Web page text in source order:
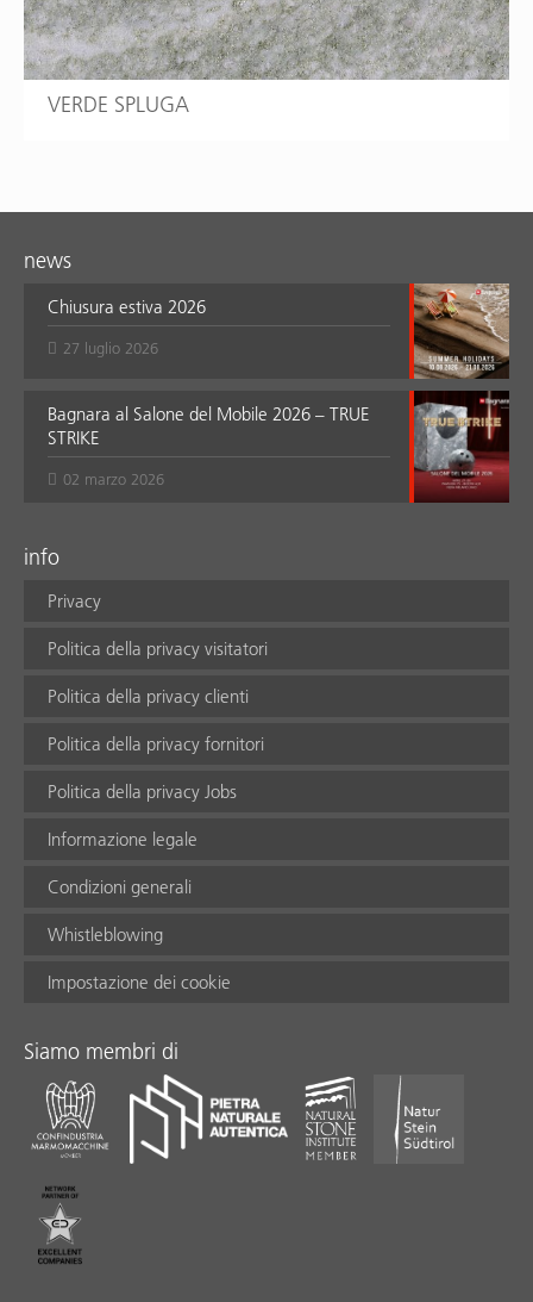
VERDE SPLUGA
news
Chiusura estiva 2026
27 luglio 2026
Bagnara al Salone del Mobile 2026 – TRUE
STRIKE
02 marzo 2026
info
Privacy
Politica della privacy visitatori
Politica della privacy clienti
Politica della privacy fornitori
Politica della privacy Jobs
Informazione legale
Condizioni generali
Whistleblowing
Impostazione dei cookie
Siamo membri di